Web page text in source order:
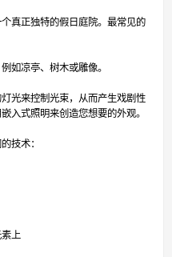
真正独特的假日庭院。最常见的
如凉亭、树木或雕像。
光来控制光束，从而产生戏剧性
入式照明来创造您想要的外观。
技术：
上